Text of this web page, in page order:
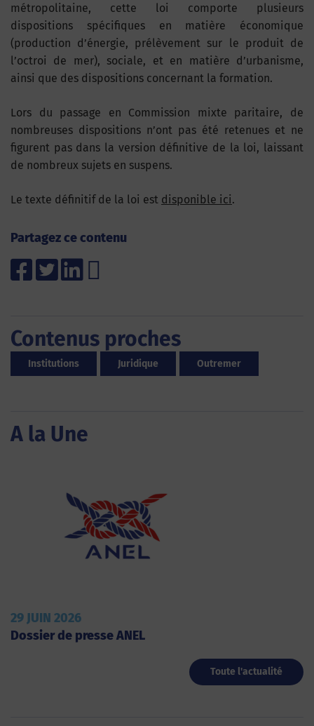
métropolitaine, cette loi comporte plusieurs
dispositions spécifiques en matière économique
(production d’énergie, prélèvement sur le produit de
l’octroi de mer), sociale, et en matière d’urbanisme,
ainsi que des dispositions concernant la formation.
Lors du passage en Commission mixte paritaire, de
nombreuses dispositions n’ont pas été retenues et ne
figurent pas dans la version définitive de la loi, laissant
de nombreux sujets en suspens.
Le texte définitif de la loi est disponible ici.
Partagez ce contenu
Contenus proches
Institutions Juridique Outremer
A la Une
29 JUIN 2026
Dossier de presse ANEL
Toute l'actualité